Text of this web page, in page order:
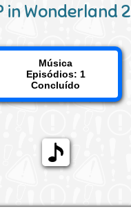
in Wonderland 2
Música
Episódios: 1
Concluído